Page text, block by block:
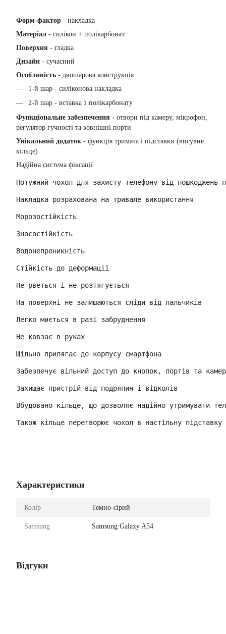
Форм-фактор - накладка
Матеріал - силікон + полікарбонат
Поверхня - гладка
Дизайн - сучасний
Особливість - двошарова конструкція:
1-й шар - силіконова накладка
2-й шар - вставка з полікарбонату
Функціональне забезпечення - отвори під камеру, мікрофон,
регулятор гучності та зовнішні порти
Унікальний додаток - функція тримача і підставки (висувне
кільце)
Надійна система фіксації
Потужний чохол для захисту телефону від пошкоджень
Накладка розрахована на тривале використання
Морозостійкість
Зносостійкість
Водонепроникність
Стійкість до деформації
Не рветься і не розтягується
На поверхні не залишаються сліди від пальчиків
Легко миється в разі забруднення
Не ковзає в руках
Щільно прилягає до корпусу смартфона
Забезпечує вільний доступ до кнопок, портів та
Захищає пристрій від подряпин і відколів
Вбудовано кільце, що дозволяє надійно утримувати
Також кільце перетворює чохол в настільну підставку
Характеристики
Колір Темно-сірий
Samsung Samsung Galaxy A54
Відгуки